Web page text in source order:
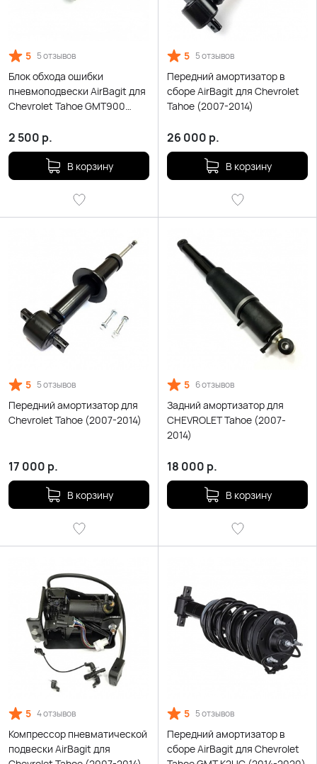
5 5 отзывов
Блок обхода ошибки
пневмоподвески AirBagit для
Chevrolet Tahoe GMT900
2 500 р.
В корзину
5 5 отзывов
Передний амортизатор в
сборе AirBagit для Chevrolet
Tahoe (2007-2014)
26 000 р.
В корзину
5 5 отзывов
Передний амортизатор для
Chevrolet Tahoe (2007-2014)
17 000 р.
В корзину
5 6 отзывов
Задний амортизатор для
CHEVROLET Tahoe (2007-
2014)
18 000 р.
В корзину
5 4 отзывов
Компрессор пневматической
подвески AirBagit для
5 5 отзывов
Передний амортизатор в
сборе AirBagit для Chevrolet